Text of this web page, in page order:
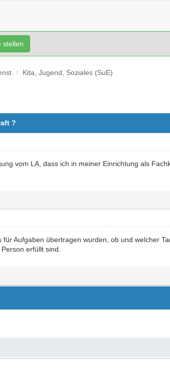
stellen
Kita, Jugend, Soziales (SuE)
?
vom LA, dass ich in meiner Einrichtung als
für Aufgaben übertragen wurden, ob und welcher
erfüllt sind.